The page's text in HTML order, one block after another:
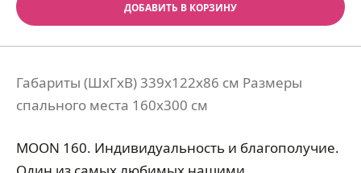
ДОБАВИТЬ В КОРЗИНУ
Габариты (ШхГхВ) 339x122x86 см Размеры
спального места 160x300 см
MOON 160. Индивидуальность и благополучие.